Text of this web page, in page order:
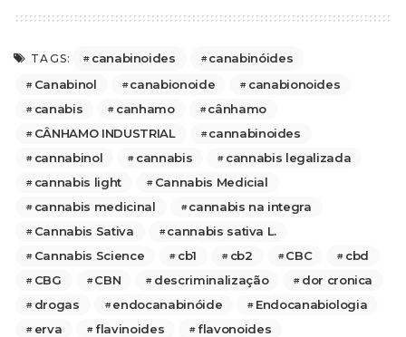
TAGS: canabinoides
canabinóides
Canabinol
canabionoide
canabionoides
canabis
canhamo
cânhamo
CÂNHAMO INDUSTRIAL
cannabinoides
cannabinol
cannabis
cannabis legalizada
cannabis light
Cannabis Medicial
cannabis medicinal
cannabis na integra
Cannabis Sativa
cannabis sativa L.
Cannabis Science
cb1 cb2 CBC
cbd
CBG
CBN descriminalização
dor cronica
drogas
endocanabinóide
Endocanabiologia
erva
flavinoides
flavonoides